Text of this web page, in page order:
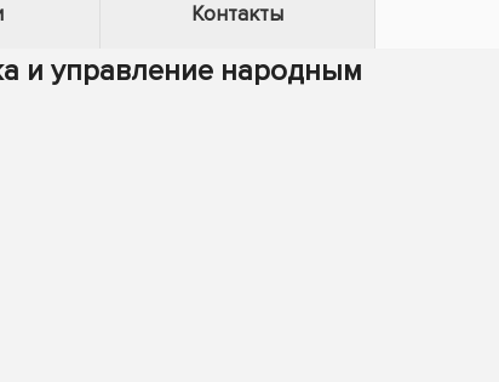
Контакты
и управление народным